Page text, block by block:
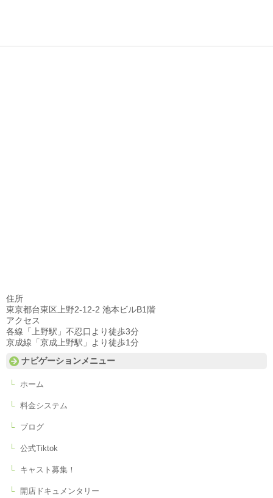
住所
東京都台東区上野2-12-2 池本ビルB1階
アクセス
各線「上野駅」不忍口より徒歩3分
京成線「京成上野駅」より徒歩1分
ナビゲーションメニュー
ホーム
料金システム
ブログ
公式Tiktok
キャスト募集！
開店ドキュメンタリー